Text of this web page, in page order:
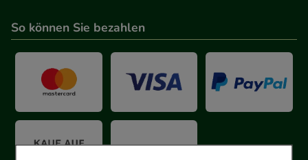
So können Sie bezahlen